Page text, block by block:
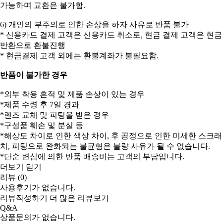
가능하며 교환은 불가함.
6) 개인의 부주의로 인한 손상을 하자 사유로 반품 불가
* 신용카드 결제 고객은 신용카드 취소로, 현금 결제 고객은 현금
반환으로 환불진행
* 현금결제 고객 외에는 환불계좌가 불필요함.
반품이 불가한 경우
*외부 착용 흔적 및 제품 손상이 있는 경우
*제품 수령 후 7일 경과
*렌즈 교체 및 피팅을 받은 경우
*구성품 훼손 및 분실 등
*해상도 차이로 인한 색상 차이, 후 공정으로 인한 미세한 스크래
치, 피팅으로 완화되는 불균형은 불량 사유가 될 수 없습니다.
*단순 변심에 의한 반품 배송비는 고객의 부담입니다.
더보기
닫기
리뷰 (0)
사용후기가 없습니다.
리뷰작성하기
더 많은 리뷰보기
Q&A
상품문의가 없습니다.